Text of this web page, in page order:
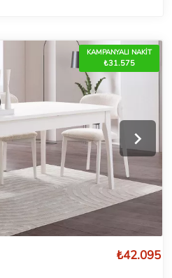
KAMPANYALI NAKİT
₺31.575
₺42.095